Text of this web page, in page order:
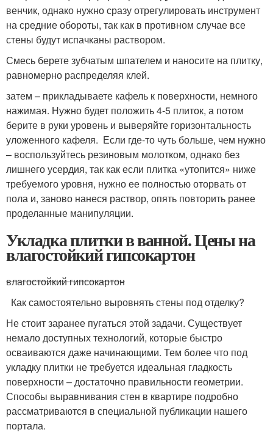
венчик, однако нужно сразу отрегулировать инструмент
на средние обороты, так как в противном случае все
стены будут испачканы раствором.
Смесь берете зубчатым шпателем и наносите на плитку,
равномерно распределяя клей.
затем – прикладываете кафель к поверхности, немного
нажимая. Нужно будет положить 4-5 плиток, а потом
берите в руки уровень и выверяйте горизонтальность
уложенного кафеля. Если где-то чуть больше, чем нужно
– воспользуйтесь резиновым молотком, однако без
лишнего усердия, так как если плитка «утопится» ниже
требуемого уровня, нужно ее полностью оторвать от
пола и, заново нанеся раствор, опять повторить ранее
проделанные манипуляции.
Укладка плитки в ванной. Цены на
влагостойкий гипсокартон
влагостойкий гипсокартон
Как самостоятельно выровнять стены под отделку?
Не стоит заранее пугаться этой задачи. Существует
немало доступных технологий, которые быстро
осваиваются даже начинающими. Тем более что под
укладку плитки не требуется идеальная гладкость
поверхности – достаточно правильности геометрии.
Способы выравнивания стен в квартире подробно
рассматриваются в специальной публикации нашего
портала.